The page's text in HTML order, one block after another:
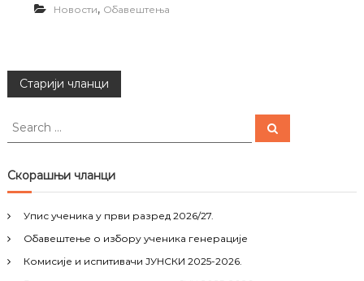
Новости, Обавештења
К
р
т
а
њ
Старији чланци
S
r
c
f
o
r
S
e
Скорашњи чланци
Упис ученика у први разред 2026/27.
Обавештење о избору ученика генерације
Комисије и испитивачи ЈУНСКИ 2025-2026.